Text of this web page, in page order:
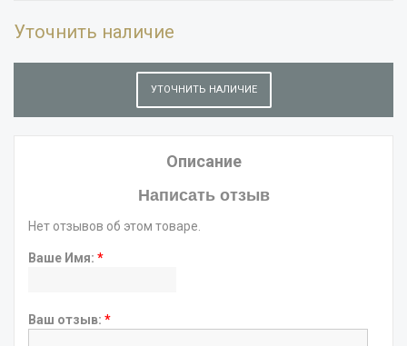
Уточнить наличие
УТОЧНИТЬ НАЛИЧИЕ
Описание
Написать отзыв
Нет отзывов об этом товаре.
Ваше Имя: *
Ваш отзыв: *